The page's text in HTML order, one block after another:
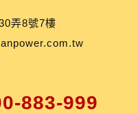
弄8號7樓
883-999